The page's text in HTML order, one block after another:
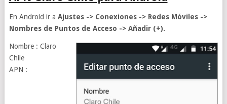
En Android ir a Ajustes -> Conexiones -> Redes Móviles ->
Nombres de Puntos de Acceso -> Añadir (+).
Nombre : Claro
Chile
APN :